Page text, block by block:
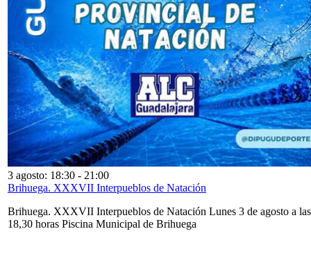
3 agosto: 18:30 - 21:00
Brihuega. XXXVII Interpueblos de Natación
Brihuega. XXXVII Interpueblos de Natación Lunes 3 de agosto a las
18,30 horas Piscina Municipal de Brihuega